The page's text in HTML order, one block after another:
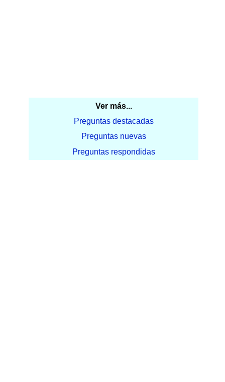
Ver más...
Preguntas destacadas
Preguntas nuevas
Preguntas respondidas